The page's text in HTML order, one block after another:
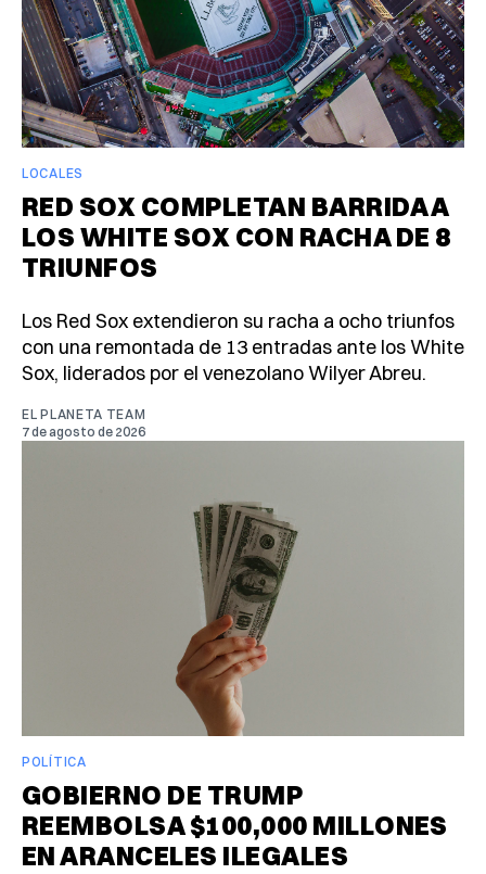
LOCALES
RED SOX COMPLETAN BARRIDA A
LOS WHITE SOX CON RACHA DE 8
TRIUNFOS
Los Red Sox extendieron su racha a ocho triunfos
con una remontada de 13 entradas ante los White
Sox, liderados por el venezolano Wilyer Abreu.
EL PLANETA TEAM
7 de agosto de 2026
POLÍTICA
GOBIERNO DE TRUMP
REEMBOLSA $100,000 MILLONES
EN ARANCELES ILEGALES